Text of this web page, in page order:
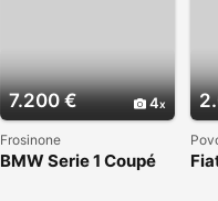
7.200 € 4
Frosinone
BMW Serie 1 Coupé